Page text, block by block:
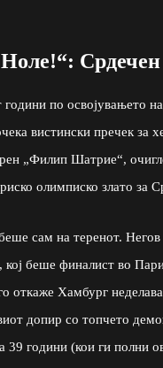
Срдечен
години по освојувањето
вистински пречек за
„Филип Шатрие“,
олимписко злато за
сам на теренот. Негов
кој беше финалист во
откаже Хамбург
допир со топчето
39 години (кои ги полни